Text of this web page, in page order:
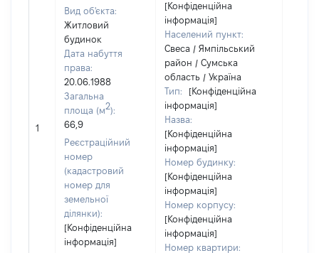
1
Вид об'єкта:
Житловий
будинок
Дата набуття
права:
20.06.1988
Загальна
площа (м2):
66,9
Реєстраційний
номер
(кадастровий
номер для
земельної
ділянки):
[Конфіденційна
інформація]
[Конфіденційна
інформація]
Населений пункт:
Свеса / Ямпільський
район / Сумська
область / Україна
Тип:
[Конфіденційна
інформація]
Назва:
[Конфіденційна
інформація]
Номер будинку:
[Конфіденційна
інформація]
Номер корпусу:
[Конфіденційна
інформація]
Номер квартири: